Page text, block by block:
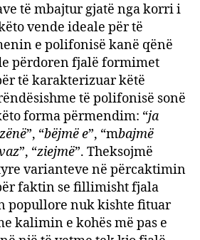
të mbajtur gjatë nga korri i
vende ideale për të
e polifonisë kanë qënë
përdoren fjalë formimet
të karakterizuar këtë
të polifonisë sonë
forma përmendim: “ja
”, “bëjmë e”, “mbajmë
”, “ziejmë”. Theksojmë
varianteve në përcaktimin
faktin se fillimisht fjala
popullore nuk kishte fituar
kalimin e kohës më pas e